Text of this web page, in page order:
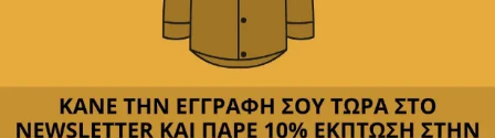
Περιγραφή
Κριτικές(0)